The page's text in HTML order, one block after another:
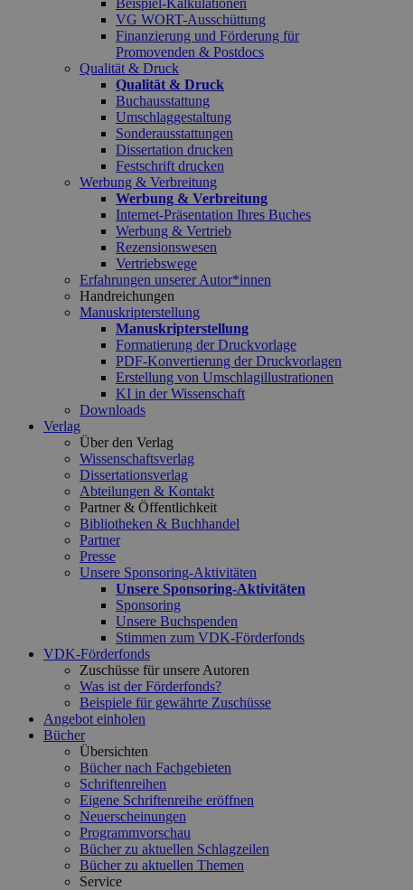
Beispiel-Kalkulationen
VG WORT-Ausschüttung
Finanzierung und Förderung für
Promovenden & Postdocs
Qualität & Druck
Qualität & Druck
Buchausstattung
Umschlaggestaltung
Sonderausstattungen
Dissertation drucken
Festschrift drucken
Werbung & Verbreitung
Werbung & Verbreitung
Internet-Präsentation Ihres Buches
Werbung & Vertrieb
Rezensionswesen
Vertriebswege
Erfahrungen unserer Autor*innen
Handreichungen
Manuskripterstellung
Manuskripterstellung
Formatierung der Druckvorlage
PDF-Konvertierung der Druckvorlagen
Erstellung von Umschlagillustrationen
KI in der Wissenschaft
Downloads
Verlag
Über den Verlag
Wissenschaftsverlag
Dissertationsverlag
Abteilungen & Kontakt
Partner & Öffentlichkeit
Bibliotheken & Buchhandel
Partner
Presse
Unsere Sponsoring-Aktivitäten
Unsere Sponsoring-Aktivitäten
Sponsoring
Unsere Buchspenden
Stimmen zum VDK-Förderfonds
VDK-Förderfonds
Zuschüsse für unsere Autoren
Was ist der Förderfonds?
Beispiele für gewährte Zuschüsse
Angebot einholen
Bücher
Übersichten
Bücher nach Fachgebieten
Schriftenreihen
Eigene Schriftenreihe eröffnen
Neuerscheinungen
Programmvorschau
Bücher zu aktuellen Schlagzeilen
Bücher zu aktuellen Themen
Service